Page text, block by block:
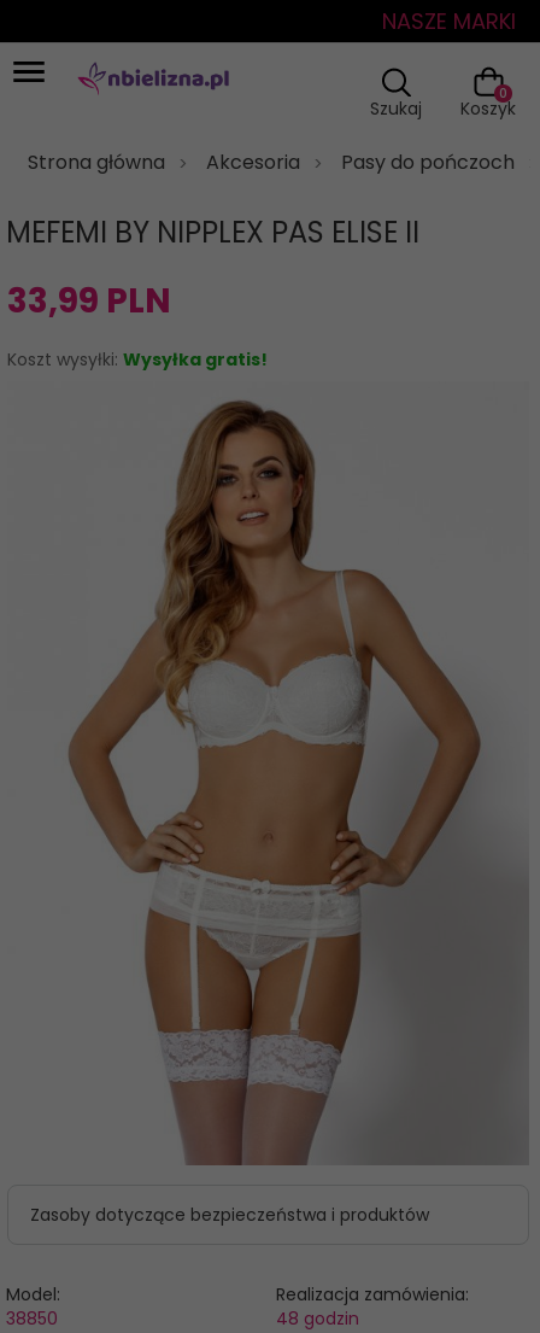
NASZE MARKI
Szukaj Koszyk
0
Strona główna Akcesoria Pasy do pończoch
MEFEMI BY NIPPLEX PAS ELISE II
33,99 PLN
Koszt wysyłki: Wysyłka gratis!
Zasoby dotyczące bezpieczeństwa i produktów
Model:
38850
Realizacja zamówienia:
48 godzin